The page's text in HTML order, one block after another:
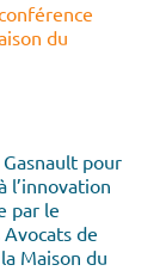
du
pour
l’innovation
par le
de
Maison du